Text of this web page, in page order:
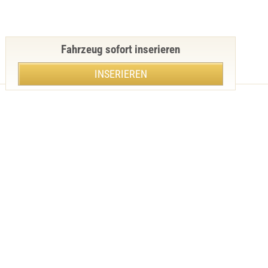
Fahrzeug sofort inserieren
INSERIEREN